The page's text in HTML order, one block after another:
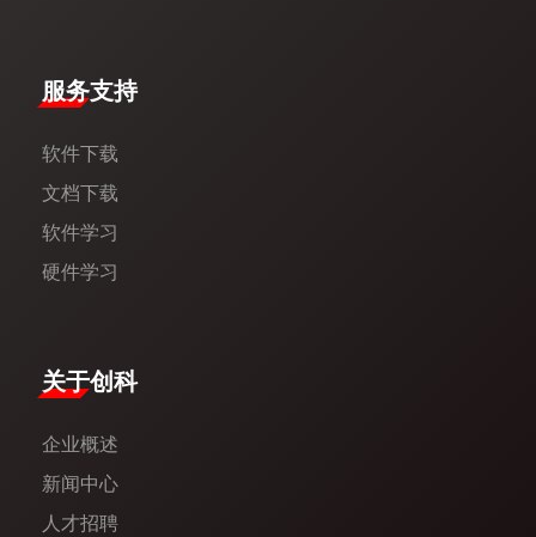
服务支持
软件下载
文档下载
软件学习
硬件学习
​关于创科​
企业概述
新闻中心​
人才招聘